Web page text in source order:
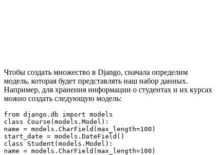
Чтобы создать множество в Django, сначала определим
модель, которая будет представлять наш набор данных.
Например, для хранения информации о студентах и их курсах
можно создать следующую модель:
from django.db import models
class Course(models.Model):
name = models.CharField(max_length=100)
start_date = models.DateField()
class Student(models.Model):
name = models.CharField(max_length=100)